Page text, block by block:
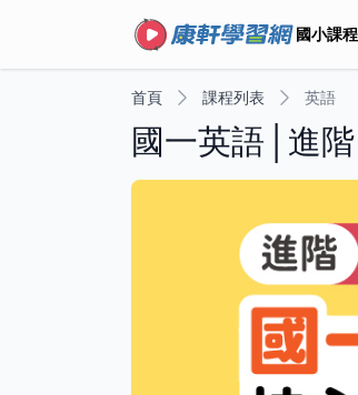
國小課程
首頁 課程列表 英語
國一英語│進